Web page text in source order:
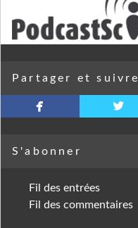
Partager et suivre
facebook twitterbird
S'abonner
Fil des entrées
Fil des commentaires